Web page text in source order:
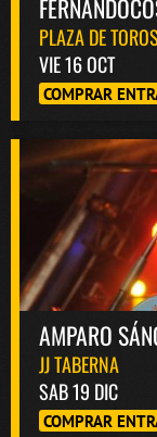
PLAZA DE TOROS
VIE 16 OCT
COMPRAR
AMPARO
JJ TABERNA
SAB 19 DIC
COMPRAR